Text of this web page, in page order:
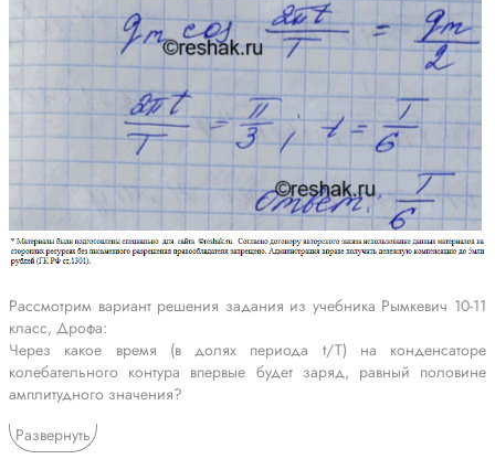
Рассмотрим вариант решения задания из учебника Рымкевич 10-11
класс, Дрофа:
Через какое время (в долях периода t/T) на конденсаторе
колебательного контура впервые будет заряд, равный половине
амплитудного значения?
*Текст задания приводится исключительно в образовательных целях
для более полного понимания решения.
Развернуть